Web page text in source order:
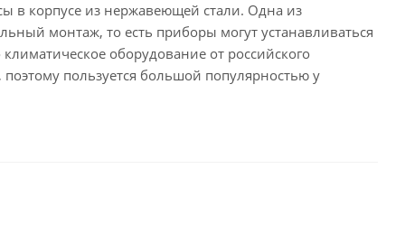
в корпусе из нержавеющей стали. Одна из
монтаж, то есть приборы могут устанавливаться
оборудование от российского
пользуется большой популярностью у